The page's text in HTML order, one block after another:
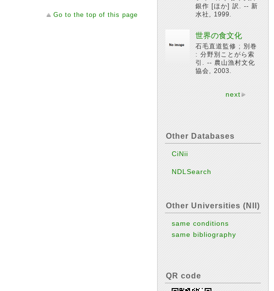
Go to the top of this page
銀作 [ほか] 訳. -- 新
水社, 1999.
世界の食文化
石毛直道監修 ; 別巻
: 分野別ことがら索
引. -- 農山漁村文化
協会, 2003.
next
Other Databases
CiNii
NDLSearch
Other Universities (NII)
same conditions
same bibliography
QR code